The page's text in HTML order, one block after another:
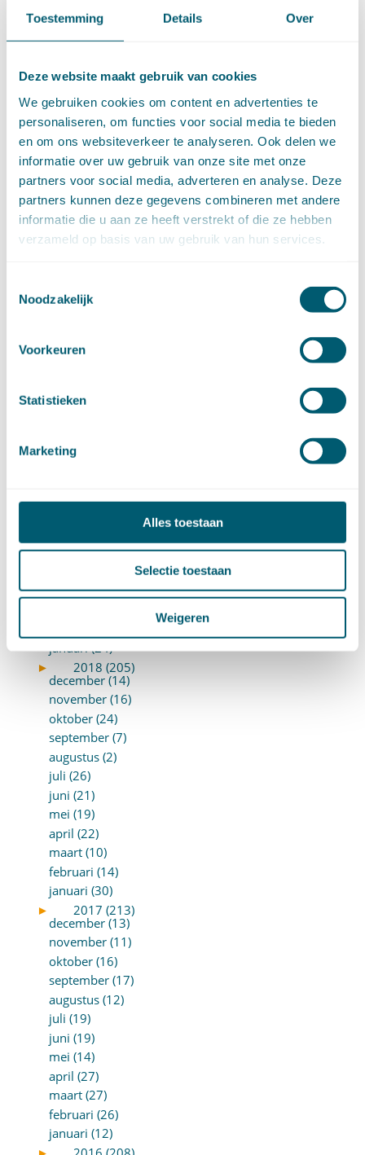
Toestemming Details Over
Deze website maakt gebruik van cookies
We gebruiken cookies om content en advertenties te
personaliseren, om functies voor social media te bieden
en om ons websiteverkeer te analyseren. Ook delen we
informatie over uw gebruik van onze site met onze
partners voor social media, adverteren en analyse. Deze
partners kunnen deze gegevens combineren met andere
informatie die u aan ze heeft verstrekt of die ze hebben
verzameld op basis van uw gebruik van hun services.
Noodzakelijk
Voorkeuren
Statistieken
Marketing
Alles toestaan
Selectie toestaan
Weigeren
september (4)
augustus (7)
mei (6)
april (11)
maart (14)
februari (11)
januari (15)
►
2020 (154)
december (6)
november (14)
oktober (14)
juli (20)
juni (14)
april (20)
januari (17)
november (8)
juni (10)
april (18)
januari (24)
►
2018 (205)
december (14)
november (16)
oktober (24)
september (7)
augustus (2)
juli (26)
juni (21)
mei (19)
april (22)
maart (10)
februari (14)
januari (30)
►
2017 (213)
december (13)
november (11)
oktober (16)
september (17)
augustus (12)
juli (19)
juni (19)
mei (14)
april (27)
maart (27)
februari (26)
januari (12)